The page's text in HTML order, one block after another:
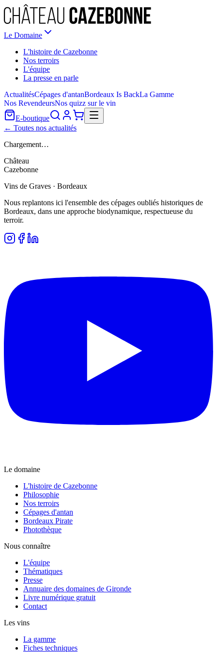
Le Domaine
L'histoire de Cazebonne
Nos terroirs
L'équipe
La presse en parle
ActualitésCépages d'antanBordeaux Is BackLa Gamme
Nos RevendeursNos quizz sur le vin
E-boutique
← Toutes nos actualités
Chargement…
Château
Cazebonne
Vins de Graves · Bordeaux
Nous replantons ici l'ensemble des cépages oubliés historiques de
Bordeaux, dans une approche biodynamique, respectueuse du
terroir.
Le domaine
L'histoire de Cazebonne
Philosophie
Nos terroirs
Cépages d'antan
Bordeaux Pirate
Photothèque
Nous connaître
L'équipe
Thématiques
Presse
Annuaire des domaines de Gironde
Livre numérique gratuit
Contact
Les vins
La gamme
Fiches techniques